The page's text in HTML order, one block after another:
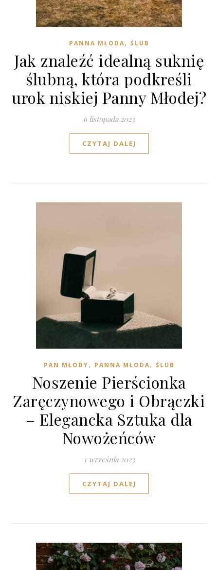
PANNA MŁODA, ŚLUB
Jak znaleźć idealną suknię
ślubną, która podkreśli
urok niskiej Panny Młodej?
6 listopada 2023
CZYTAJ DALEJ
PAN MŁODY, PANNA MŁODA, ŚLUB
Noszenie Pierścionka
Zaręczynowego i Obrączki
– Elegancka Sztuka dla
Nowożeńców
1 września 2023
CZYTAJ DALEJ